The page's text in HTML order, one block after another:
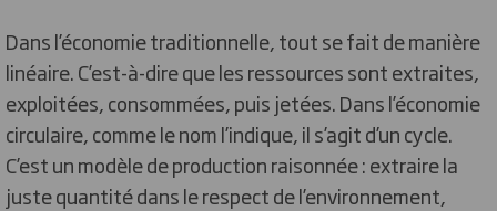
Dans l’économie traditionnelle, tout se fait de manière
linéaire. C’est-à-dire que les ressources sont extraites,
exploitées, consommées, puis jetées. Dans l’économie
circulaire, comme le nom l’indique, il s’agit d’un cycle.
C’est un modèle de production raisonnée : extraire la
juste quantité dans le respect de l’environnement,